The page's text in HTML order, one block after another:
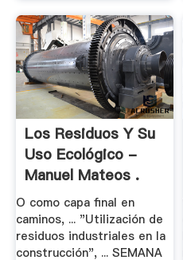
Los Residuos Y Su
Uso Ecológico -
Manuel Mateos .
O como capa final en
caminos, ... "Utilización de
residuos industriales en la
construcción", ... SEMANA